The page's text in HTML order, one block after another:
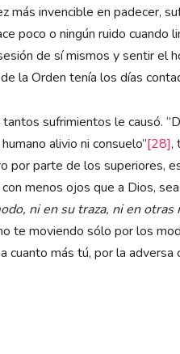
invencible en padecer,
poco o ningún ruido
de sí mismos y sentir el
la Orden tenía los días
sufrimientos le causó.
alivio ni consuelo”[28],
por parte de los superiores,
menos ojos que a Dios,
ni en su traza, ni en
te moviendo sólo por los
más tú, por la